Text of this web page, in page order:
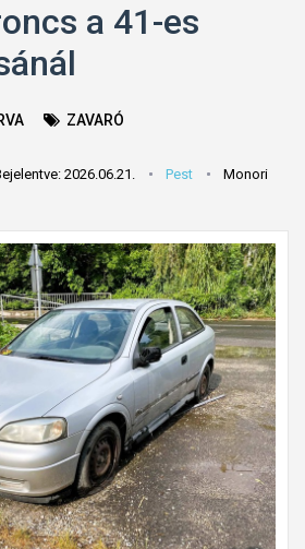
a 41-es
ZAVARÓ
2026.06.21. Pest
Monori